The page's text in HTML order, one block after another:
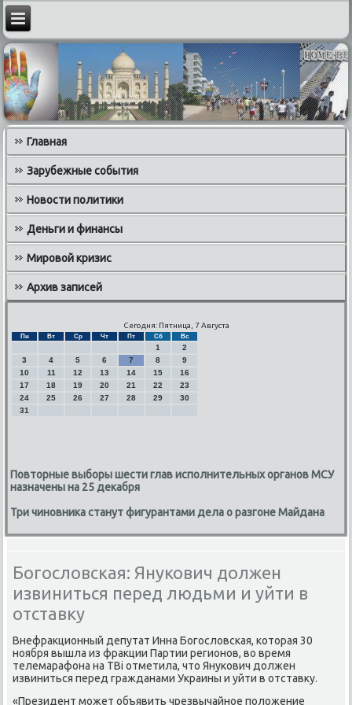
Главная
Зарубежные события
Новости политики
Деньги и финансы
Мировой кризис
Архив записей
Сегодня: Пятница, 7 Августа
Пн Вт Ср Чт Пт Сб Вс
1
2
3
4 5 6 7 8
9
10
11 12 13 14 15
16
17
18 19 20 21 22
23
24
25 26 27 28 29
30
31
Повторные выборы шести глав исполнительных органов МСУ
назначены на 25 декабря
Три чиновника станут фигурантами дела о разгоне Майдана
Богословская: Янукович должен
извиниться перед людьми и уйти в
отставку
Внефракционный депутат Инна Богословская, которая 30
ноября вышла из фракции Партии регионов, во время
телемарафона на ТВі отметила, что Янукович должен
извиниться перед гражданами Украины и уйти в отставку.
«Президент может объявить чрезвычайное положение